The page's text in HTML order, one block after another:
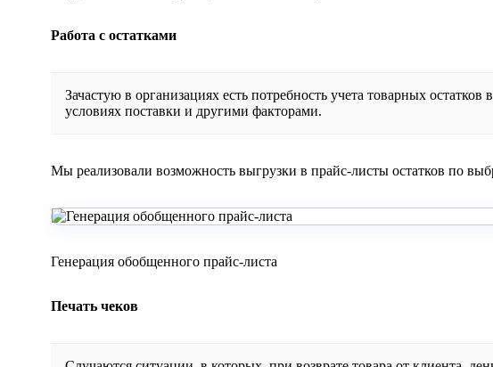
Работа с остатками
Зачастую в организациях есть потребность учета товарных
условиях поставки и другими факторами.
Мы реализовали возможность выгрузки в прайс-листы остатков по
Генерация обобщенного прайс-листа
Печать чеков